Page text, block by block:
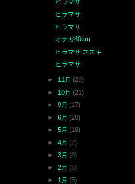
ヒラマサ
ヒラマサ
ヒラマサ
オナガ40cm
ヒラマサ スズキ
ヒラマサ
► 11月 (29)
► 10月 (21)
► 9月 (17)
► 6月 (20)
► 5月 (19)
► 4月 (7)
► 3月 (8)
► 2月 (8)
► 1月 (5)